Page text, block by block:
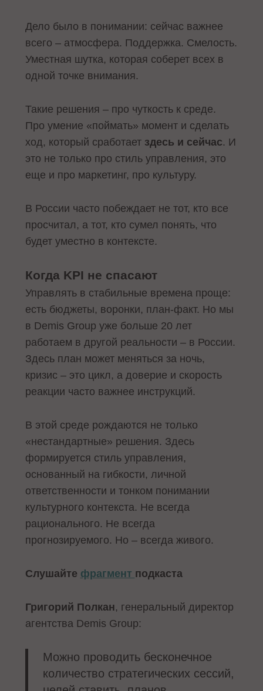
Дело было в понимании: сейчас важнее
всего – атмосфера. Поддержка. Смелость.
Уместная шутка, которая соберет всех в
одной точке внимания.
Такие решения – про чуткость к среде.
Про умение «поймать» момент и сделать
ход, который сработает здесь и сейчас. И
это не только про стиль управления, это
еще и про маркетинг, про культуру.
В России часто побеждает не тот, кто все
просчитал, а тот, кто сумел понять, что
будет уместно в контексте.
Когда KPI не спасают
Управлять в стабильные времена проще:
есть бюджеты, воронки, план-факт. Но мы
в Demis Group уже больше 20 лет
работаем в другой реальности – в России.
Здесь план может меняться за ночь,
кризис – это цикл, а доверие и скорость
реакции часто важнее инструкций.
В этой среде рождаются не только
«нестандартные» решения. Здесь
формируется стиль управления,
основанный на гибкости, личной
ответственности и тонком понимании
культурного контекста. Не всегда
рационального. Не всегда
прогнозируемого. Но – всегда живого.
Слушайте фрагмент подкаста
Григорий Полкан, генеральный директор
агентства Demis Group:
Можно проводить бесконечное
количество стратегических сессий,